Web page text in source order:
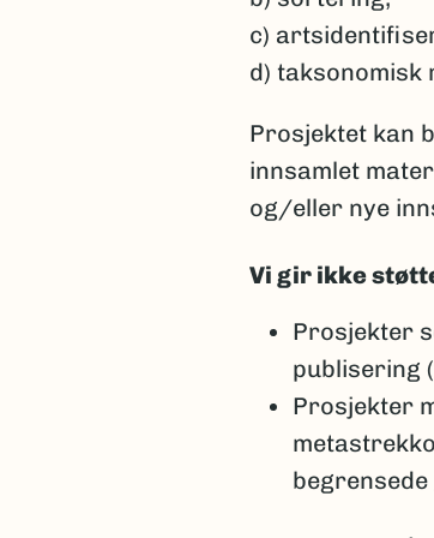
c)
d) taksonomisk
Prosjektet kan
innsamlet
og/eller nye
Vi gir ikke
Prosjekter
publisering
Prosjekter